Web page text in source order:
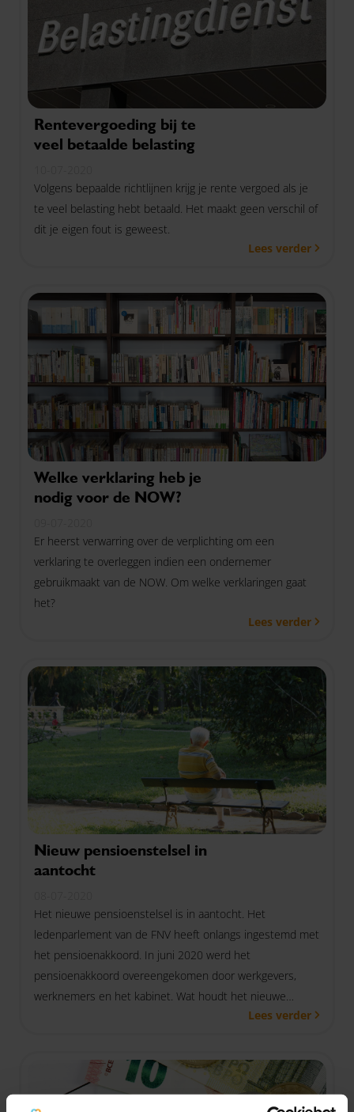
Rentevergoeding bij te
veel betaalde belasting
Volgens bepaalde richtlijnen krijg je rente vergoed als je
te veel belasting hebt betaald. Het maakt geen verschil of
dit je eigen fout is geweest.
Lees verder
Welke verklaring heb je
nodig voor de NOW?
Er heerst verwarring over de verplichting om een
verklaring te overleggen indien een ondernemer
gebruikmaakt van de NOW. Om welke verklaringen gaat
het?
Lees verder
Nieuw pensioenstelsel in
aantocht
Het nieuwe pensioenstelsel is in aantocht. Het
ledenparlement van de FNV heeft onlangs ingestemd met
het pensioenakkoord. In juni 2020 werd het
pensioenakkoord overeengekomen door werkgevers,
werknemers en het kabinet. Wat houdt het nieuwe
pensioenstelsel in en wat betekent het voor jouw bedrijf?
Lees verder